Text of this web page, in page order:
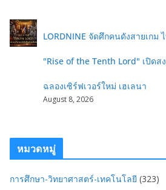
LORDNINE จัดศึกคนดังสายเก
"Rise of the Tenth Lord" เปิด
ฉลองเซิร์ฟเวอร์ใหม่ เฮเลนา
August 8, 2026
หมวดหมู่
การศึกษา-วิทยาศาสตร์-เทคโนโลยี (323)